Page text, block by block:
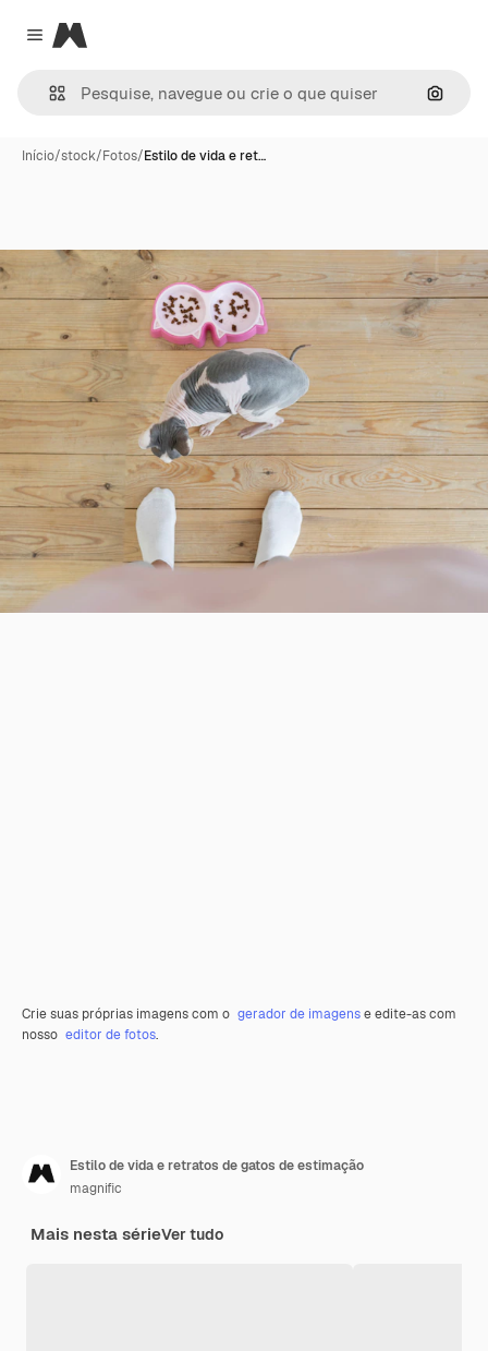
Close menu
Magnific
Início/stock/Fotos/Estilo de vida e ret…
Crie suas próprias imagens com o gerador de imagense edite-as com
nosso editor de fotos.
Estilo de vida e retratos de gatos de estimação
magnific
Mais nesta sérieVer tudo